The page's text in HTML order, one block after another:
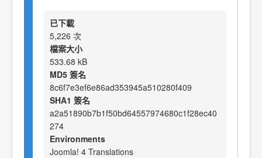
已下載
5,226 次
檔案大小
533.68 kB
MD5 簽名
8c6f7e3ef6e86ad353945a510280f409
SHA1 簽名
a2a51890b7b1f50bd64557974680c1f28ec40
274
Environments
Joomla! 4 Translations